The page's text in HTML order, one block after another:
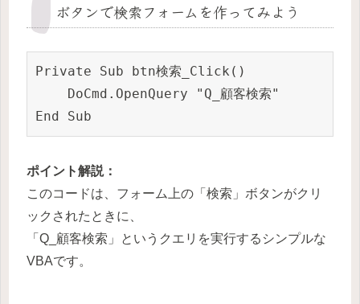
ボタンで検索フォームを作ってみよう
Private Sub btn検索_Click()
    DoCmd.OpenQuery "Q_顧客検索"
End Sub
ポイント解説：
このコードは、フォーム上の「検索」ボタンがクリ
ックされたときに、
「Q_顧客検索」というクエリを実行するシンプルな
VBAです。